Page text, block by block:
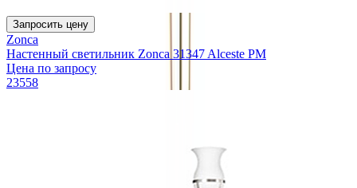
Запросить цену
Zonca
Настенный светильник Zonca 31347 Alceste PM
Цена по запросу
23558